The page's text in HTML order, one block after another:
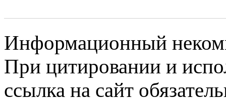
Информационный
При цитировании и
ссылка на сайт